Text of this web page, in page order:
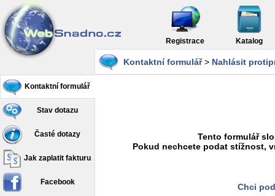
Registrace Katalog
Kontaktní formulář
Stav dotazu
Časté dotazy
Jak zaplatit fakturu
Facebook
Kontaktní formulář> Nahlásit
Tento formulář
Pokud nechcete podat stížnost,
Chci